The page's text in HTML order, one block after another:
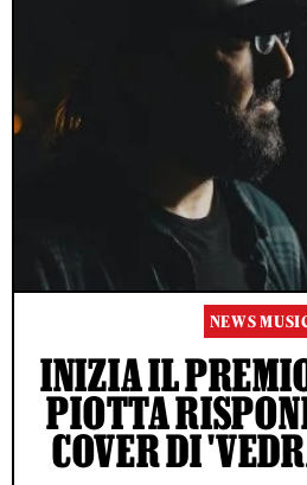
NEWS
INIZIA IL
PIOTTA
COVER DI